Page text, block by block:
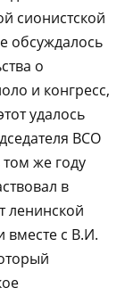
сионистской
обсуждалось
о
и конгресс,
удалось
ВСО
же году
в
ленинской
вместе с В.И.